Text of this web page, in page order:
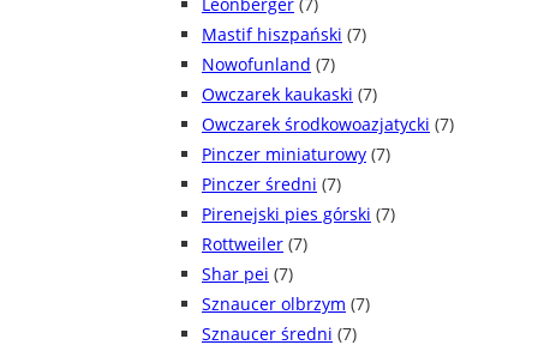
Mastif hiszpański (7)
Nowofunland (7)
Owczarek kaukaski (7)
Owczarek środkowoazjatycki (7)
Pinczer miniaturowy (7)
Pinczer średni (7)
Pirenejski pies górski (7)
Rottweiler (7)
Shar pei (7)
Sznaucer olbrzym (7)
Sznaucer średni (7)